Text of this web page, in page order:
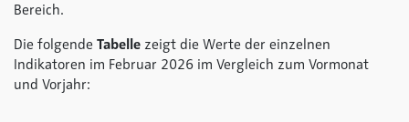
Bereich.
Die folgende Tabelle zeigt die Werte der einzelnen
Indikatoren im Februar 2026 im Vergleich zum Vormonat
und Vorjahr: